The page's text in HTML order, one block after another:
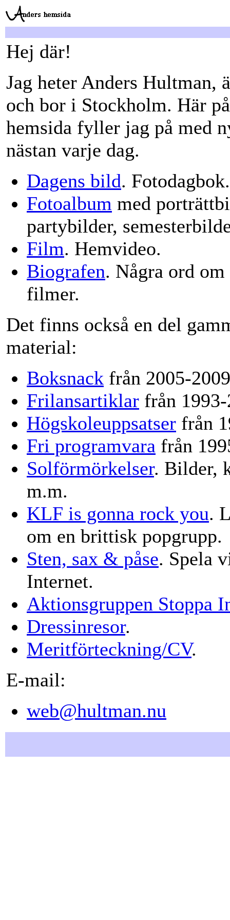
Hej där!
Jag heter Anders Hultman,
och bor i Stockholm. Här
hemsida fyller jag på med
nästan varje dag.
Dagens bild. Fotodagbok.
Fotoalbum med
partybilder,
Film. Hemvideo.
Biografen. Några ord om
filmer.
Det finns också en del
material:
Boksnack från 2005-
Frilansartiklar från
Högskoleuppsatser från
Fri programvara från
Solförmörkelser. Bilder,
m.m.
KLF is gonna rock you.
om en brittisk popgrupp.
Sten, sax & påse. Spela
Internet.
Aktionsgruppen Stoppa
Dressinresor.
Meritförteckning/CV.
E-mail:
web@hultman.nu